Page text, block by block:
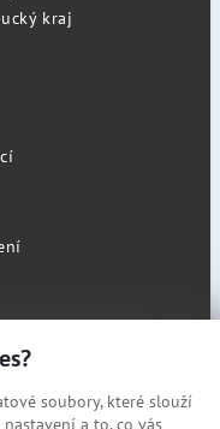
kraj
soubory, které slouží
a to, co vás